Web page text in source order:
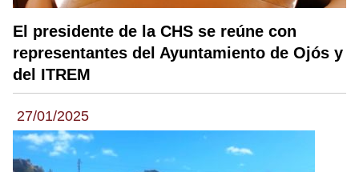
El presidente de la CHS se reúne con
representantes del Ayuntamiento de Ojós y
del ITREM
27/01/2025